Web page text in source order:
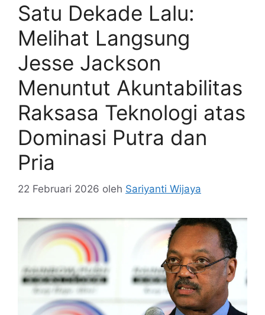
Satu Dekade Lalu:
Melihat Langsung
Jesse Jackson
Menuntut Akuntabilitas
Raksasa Teknologi atas
Dominasi Putra dan
Pria
22 Februari 2026 oleh Sariyanti Wijaya